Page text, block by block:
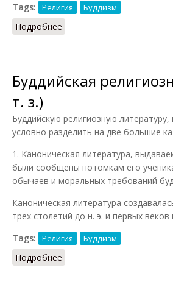
Tags:
Религия Буддизм
Подробнее
Буддийская
т. з.)
Буддийскую религиозную
условно разделить на две большие
1. Каноническая литература,
были сообщены потомкам его
обычаев и моральных требований
Каноническая литература
трех столетий до н. э. и первых
Tags:
Религия Буддизм
Подробнее